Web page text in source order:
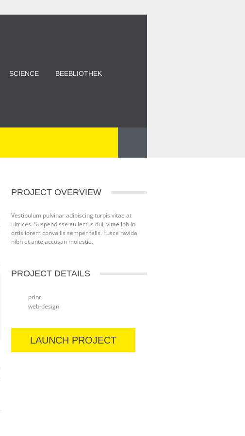
SCIENCE BEEBLIOTHEK
PROJECT OVERVIEW
Vestibulum pulvinar adipiscing turpis vitae at
ultrices. Suspendisse eu lectus dui, vitae lob in
ortis lorem convallis semper felis. Fusce ravida
nibh et ante accusan molestie.
PROJECT DETAILS
print
web-design
LAUNCH PROJECT